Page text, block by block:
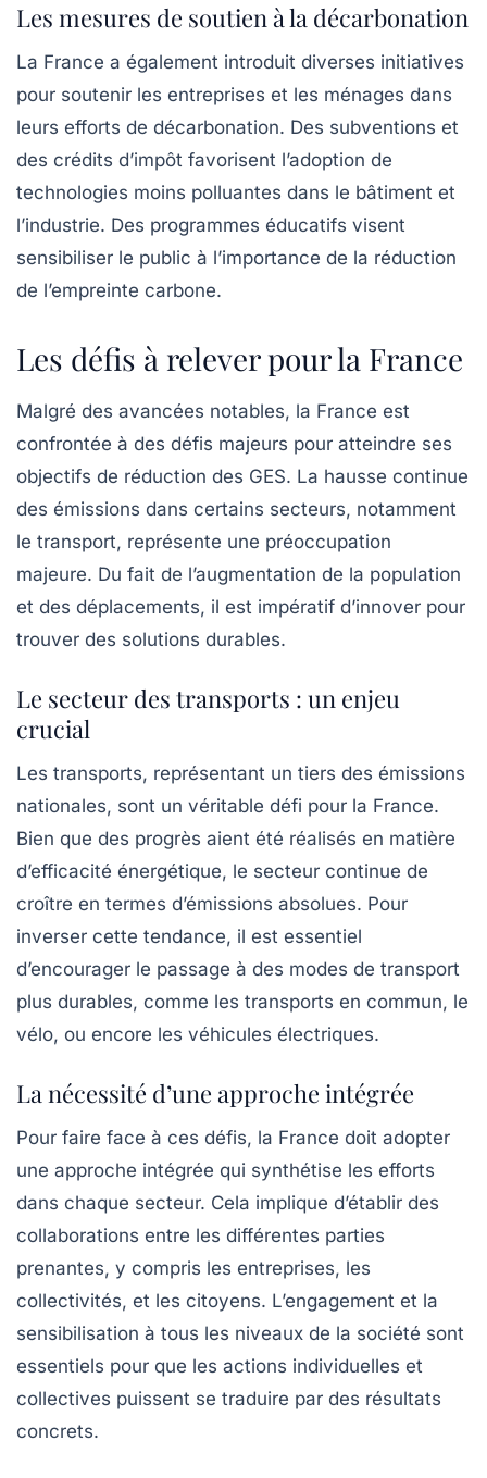
Les mesures de soutien à la décarbonation
La France a également introduit diverses initiatives
pour soutenir les entreprises et les ménages dans
leurs efforts de décarbonation. Des subventions et
des crédits d’impôt favorisent l’adoption de
technologies moins polluantes dans le bâtiment et
l’industrie. Des programmes éducatifs visent
sensibiliser le public à l’importance de la réduction
de l’empreinte carbone.
Les défis à relever pour la France
Malgré des avancées notables, la France est
confrontée à des défis majeurs pour atteindre ses
objectifs de réduction des GES. La hausse continue
des émissions dans certains secteurs, notamment
le transport, représente une préoccupation
majeure. Du fait de l’augmentation de la population
et des déplacements, il est impératif d’innover pour
trouver des solutions durables.
Le secteur des transports : un enjeu
crucial
Les transports, représentant un tiers des émissions
nationales, sont un véritable défi pour la France.
Bien que des progrès aient été réalisés en matière
d’efficacité énergétique, le secteur continue de
croître en termes d’émissions absolues. Pour
inverser cette tendance, il est essentiel
d’encourager le passage à des modes de transport
plus durables, comme les transports en commun, le
vélo, ou encore les véhicules électriques.
La nécessité d’une approche intégrée
Pour faire face à ces défis, la France doit adopter
une approche intégrée qui synthétise les efforts
dans chaque secteur. Cela implique d’établir des
collaborations entre les différentes parties
prenantes, y compris les entreprises, les
collectivités, et les citoyens. L’engagement et la
sensibilisation à tous les niveaux de la société sont
essentiels pour que les actions individuelles et
collectives puissent se traduire par des résultats
concrets.